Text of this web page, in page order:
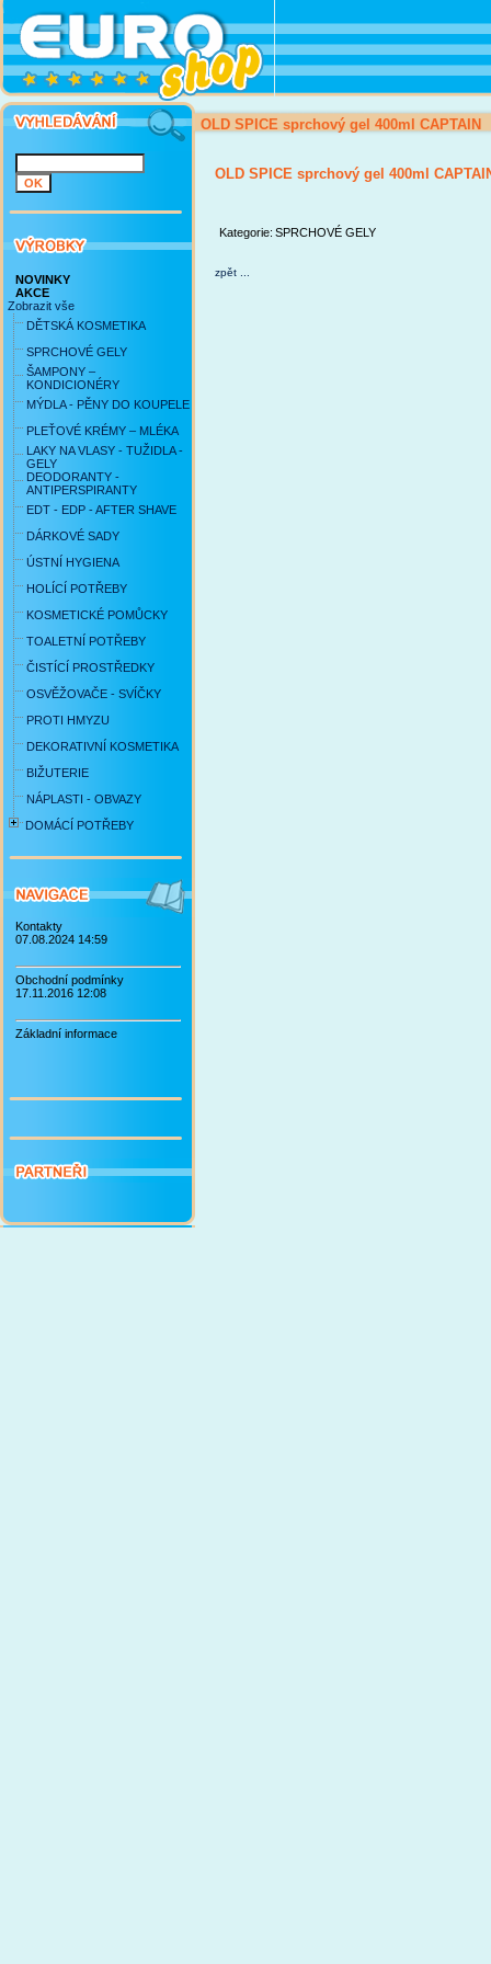
NOVINKY
AKCE
Zobrazit vše
DĚTSKÁ KOSMETIKA
SPRCHOVÉ GELY
ŠAMPONY –
KONDICIONÉRY
MÝDLA - PĚNY DO KOUPELE
PLEŤOVÉ KRÉMY – MLÉKA
LAKY NA VLASY - TUŽIDLA -
GELY
DEODORANTY -
ANTIPERSPIRANTY
EDT - EDP - AFTER SHAVE
DÁRKOVÉ SADY
ÚSTNÍ HYGIENA
HOLÍCÍ POTŘEBY
KOSMETICKÉ POMŮCKY
TOALETNÍ POTŘEBY
ČISTÍCÍ PROSTŘEDKY
OSVĚŽOVAČE - SVÍČKY
PROTI HMYZU
DEKORATIVNÍ KOSMETIKA
BIŽUTERIE
NÁPLASTI - OBVAZY
DOMÁCÍ POTŘEBY
Kontakty
07.08.2024 14:59
Obchodní podmínky
17.11.2016 12:08
Základní informace
OLD SPICE sprchový gel 400ml CAPTAIN
OLD SPICE sprchový gel 400ml
Kategorie: SPRCHOVÉ GELY
zpět ...